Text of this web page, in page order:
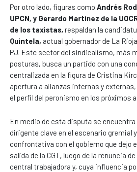
Por otro lado, figuras como Andrés
UPCN, y Gerardo Martínez de la
de los taxistas, respaldan la
Quintela, actual gobernador de La
PJ. Este sector del sindicalismo, más
posturas, busca un partido con una
centralizada en la figura de Cristina
apertura a alianzas internas y
el perfil del peronismo en los próximos
En medio de esta disputa se encuentra
dirigente clave en el escenario gremial
confrontativa con el gobierno que dejo
salida de la CGT, luego de la renuncia
central trabajadora y, cuya influencia